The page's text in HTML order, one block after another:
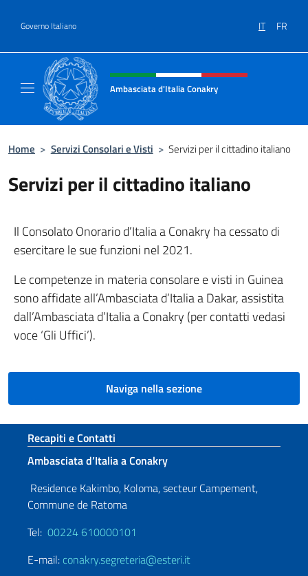
Governo Italiano IT FR
Intestazione sito, social e menù
Ambasciata d'Italia Conakry
Home > Servizi Consolari e Visti > Servizi per il cittadino italiano
Servizi per il cittadino italiano
Il Consolato Onorario d’Italia a Conakry ha cessato di
esercitare le sue funzioni nel 2021.
Le competenze in materia consolare e visti in Guinea
sono affidate all’Ambasciata d’Italia a Dakar, assistita
dall’Ambasciata d’Italia a Conakry (per contatti vedasi
voce ‘Gli Uffici’).
Naviga nella sezione
Sezione footer
Recapiti e Contatti
Ambasciata d’Italia a Conakry
Residence Kakimbo, Koloma, secteur Campement,
Commune de Ratoma
Tel: 00224 610000101
E-mail: conakry.segreteria@esteri.it